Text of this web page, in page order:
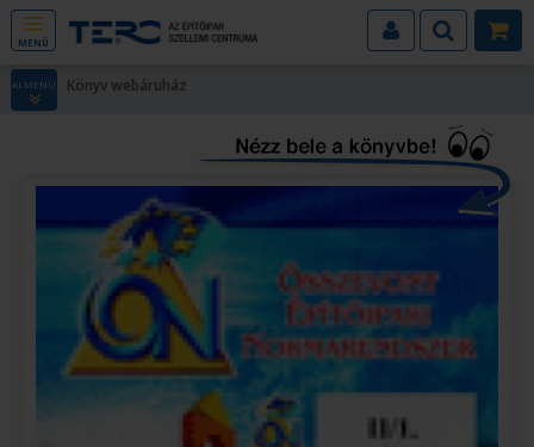
MENÜ
ALMENÜ Könyv webáruház